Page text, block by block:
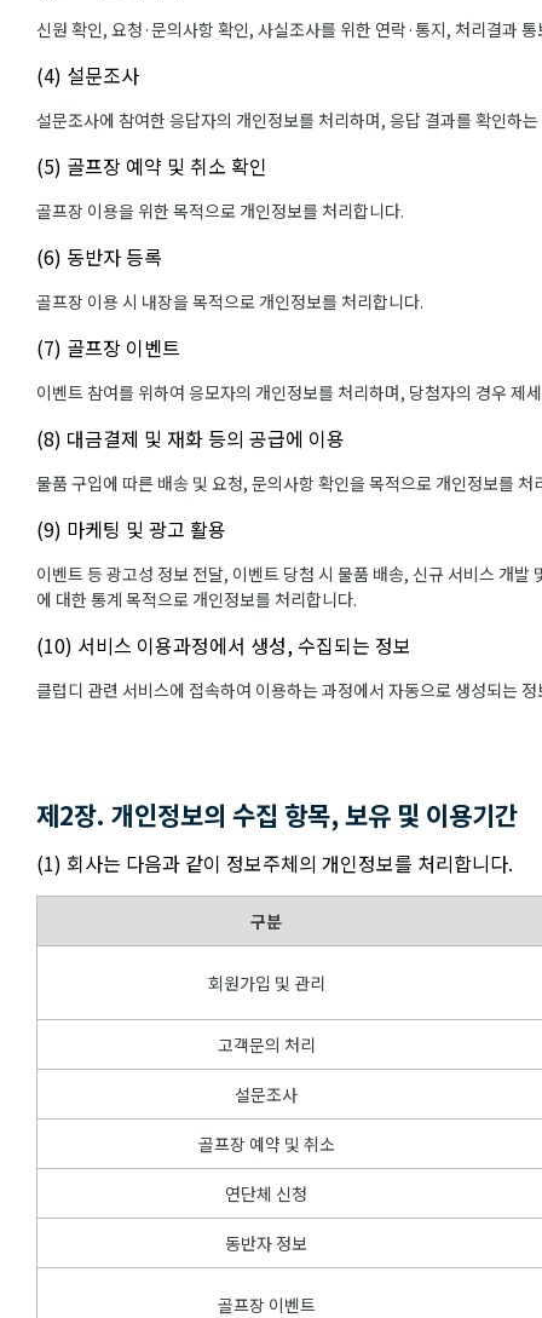
신원 확인, 요청·문의사항 확인, 사실조사를 위한 연락·통지, 처리결과
(4) 설문조사
설문조사에 참여한 응답자의 개인정보를 처리하며, 응답 결과를 확인하
(5) 골프장 예약 및 취소 확인
골프장 이용을 위한 목적으로 개인정보를 처리합니다.
(6) 동반자 등록
골프장 이용 시 내장을 목적으로 개인정보를 처리합니다.
(7) 골프장 이벤트
이벤트 참여를 위하여 응모자의 개인정보를 처리하며, 당첨자의 경우
(8) 대금결제 및 재화 등의 공급에 이용
물품 구입에 따른 배송 및 요청, 문의사항 확인을 목적으로 개인정보를 처
(9) 마케팅 및 광고 활용
이벤트 등 광고성 정보 전달, 이벤트 당첨 시 물품 배송, 신규 서비스 개
에 대한 통계 목적으로 개인정보를 처리합니다.
(10) 서비스 이용과정에서 생성, 수집되는 정보
클럽디 관련 서비스에 접속하여 이용하는 과정에서 자동으로 생성되는
제2장. 개인정보의 수집 항목, 보유 및 이용기간
(1) 회사는 다음과 같이 정보주체의 개인정보를 처리합니다.
구분
회원가입 및 관리
고객문의 처리
설문조사
골프장 예약 및 취소
연단체 신청
동반자 정보
골프장 이벤트